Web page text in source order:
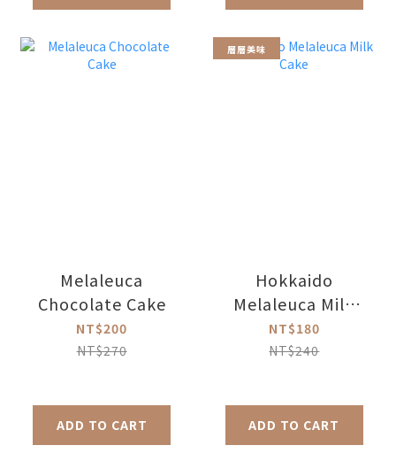
Melaleuca
Chocolate Cake
NT$200
NT$270
ADD TO CART
層層美味
Hokkaido
Melaleuca Milk
Cake
NT$180
NT$240
ADD TO CART